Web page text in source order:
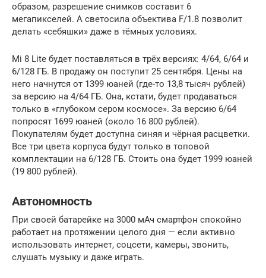
образом, разрешение снимков составит 6
мегапикселей. А светосила объектива F/1.8 позволит
делать «себяшки» даже в тёмных условиях.
Mi 8 Lite будет поставляться в трёх версиях: 4/64, 6/64 и
6/128 ГБ. В продажу он поступит 25 сентября. Цены на
него начнутся от 1399 юаней (где-то 13,8 тысяч рублей)
за версию на 4/64 ГБ. Она, кстати, будет продаваться
только в «глубоком сером космосе». За версию 6/64
попросят 1699 юаней (около 16 800 рублей).
Покупателям будет доступна синяя и чёрная расцветки.
Все три цвета корпуса будут только в топовой
комплектации на 6/128 ГБ. Стоить она будет 1999 юаней
(19 800 рублей).
Автономность
При своей батарейке на 3000 мАч смартфон спокойно
работает на протяжении целого дня — если активно
использовать интернет, соцсети, камеры, звонить,
слушать музыку и даже играть.